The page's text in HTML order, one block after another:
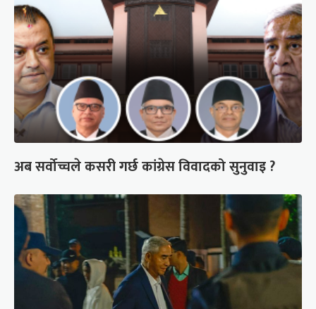
अब सर्वोच्चले कसरी गर्छ कांग्रेस विवादको सुनुवाइ ?